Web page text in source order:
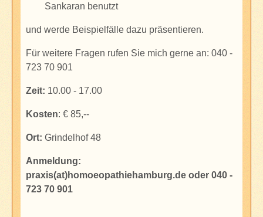
Sankaran benutzt
und werde Beispielfälle dazu präsentieren.
Für weitere Fragen rufen Sie mich gerne an: 040 -
723 70 901
Zeit: 10.00 - 17.00
Kosten: € 85,--
Ort: Grindelhof 48
Anmeldung:
praxis(at)homoeopathiehamburg.de oder 040 -
723 70 901